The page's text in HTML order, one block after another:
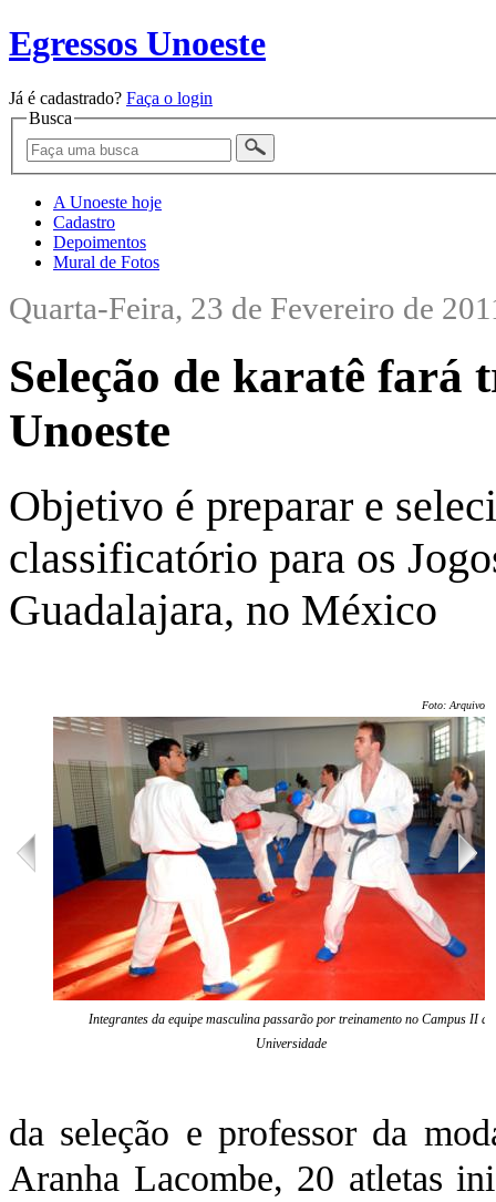
Egressos Unoeste
Já é cadastrado? Faça o login
Busca
A Unoeste hoje
Cadastro
Depoimentos
Mural de Fotos
Quarta-Feira, 23 de Fevereiro de
Seleção de karatê fará
Unoeste
Objetivo é preparar e
classificatório para os
Guadalajara, no México
Foto: Arquivo/
Integrantes da equipe masculina passarão por treinamento no Campus II da
Universidade
da seleção e professor da
Aranha Lacombe, 20 atletas